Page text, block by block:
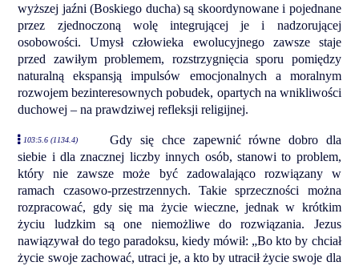
wyższej jaźni (Boskiego ducha) są skoordynowane i pojednane
przez zjednoczoną wolę integrującej je i nadzorującej
osobowości. Umysł człowieka ewolucyjnego zawsze staje
przed zawiłym problemem, rozstrzygnięcia sporu pomiędzy
naturalną ekspansją impulsów emocjonalnych a moralnym
rozwojem bezinteresownych pobudek, opartych na wnikliwości
duchowej – na prawdziwej refleksji religijnej.
103:5.6 (1134.4)
Gdy się chce zapewnić równe dobro dla
siebie i dla znacznej liczby innych osób, stanowi to problem,
który nie zawsze może być zadowalająco rozwiązany w
ramach czasowo-przestrzennych. Takie sprzeczności można
rozpracować, gdy się ma życie wieczne, jednak w krótkim
życiu ludzkim są one niemożliwe do rozwiązania. Jezus
nawiązywał do tego paradoksu, kiedy mówił: „Bo kto by chciał
życie swoje zachować, utraci je, a kto by utracił życie swoje dla